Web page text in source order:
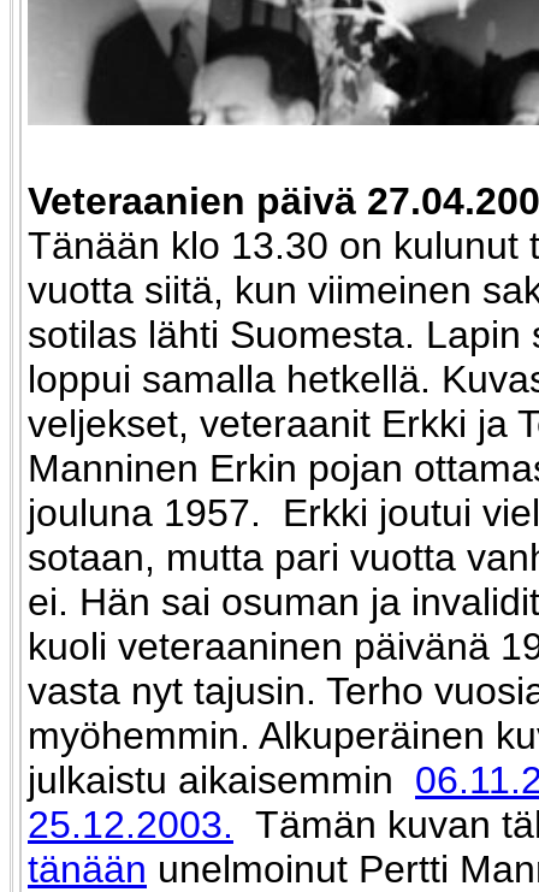
Veteraanien päivä
Tänään klo 13.30 on kulunut
vuotta siitä, kun viimeinen
sotilas lähti Suomesta. Lapin
loppui samalla hetkellä.
veljekset, veteraanit Erkki ja
Manninen Erkin pojan
jouluna 1957. Erkki joutui
sotaan, mutta pari vuotta
ei. Hän sai osuman ja
kuoli veteraaninen päivänä
vasta nyt tajusin. Terho
myöhemmin. Alkuperäinen
julkaistu aikaisemmin
25.12.2003. Tämän kuvan
tänään unelmoinut Pertti